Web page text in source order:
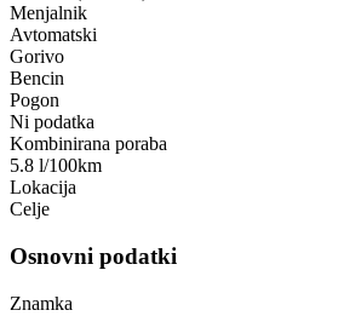
Menjalnik
Avtomatski
Gorivo
Bencin
Pogon
Ni podatka
Kombinirana poraba
5.8 l/100km
Lokacija
Celje
Osnovni podatki
Znamka